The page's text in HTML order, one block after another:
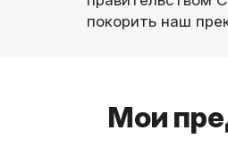
покорить наш
Мои